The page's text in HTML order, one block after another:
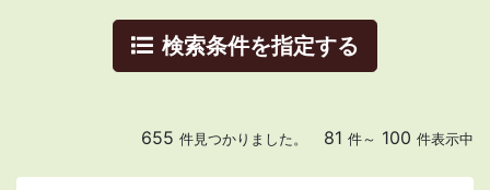
検索条件を指定する
655 件見つかりました。 81 件～ 100 件表示中